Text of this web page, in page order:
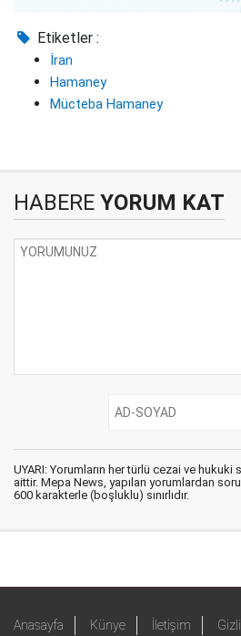
Etiketler :
İran
Hamaney
Mücteba Hamaney
HABERE YORUM KAT
UYARI: Yorumların her türlü cezai ve
aittir. Mepa News, yapılan yorumlardan
600 karakterle (boşluklu) sınırlıdır.
Anasayfa Künye İletişim